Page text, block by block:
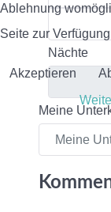
Nächte
Meine
Ablehnung
Seite zur
Akzeptieren